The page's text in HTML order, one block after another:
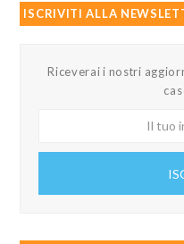
ISCRIVITI ALLA
Riceverai i nostri